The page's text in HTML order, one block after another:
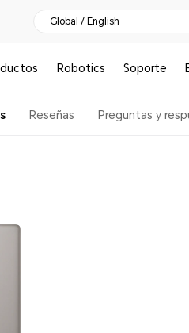
Global / English
Robotics Soporte
Reseñas Preguntas y